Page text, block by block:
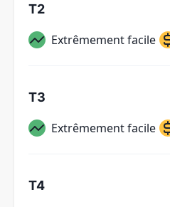
T2
Extrêmement facile
T3
Extrêmement facile
T4